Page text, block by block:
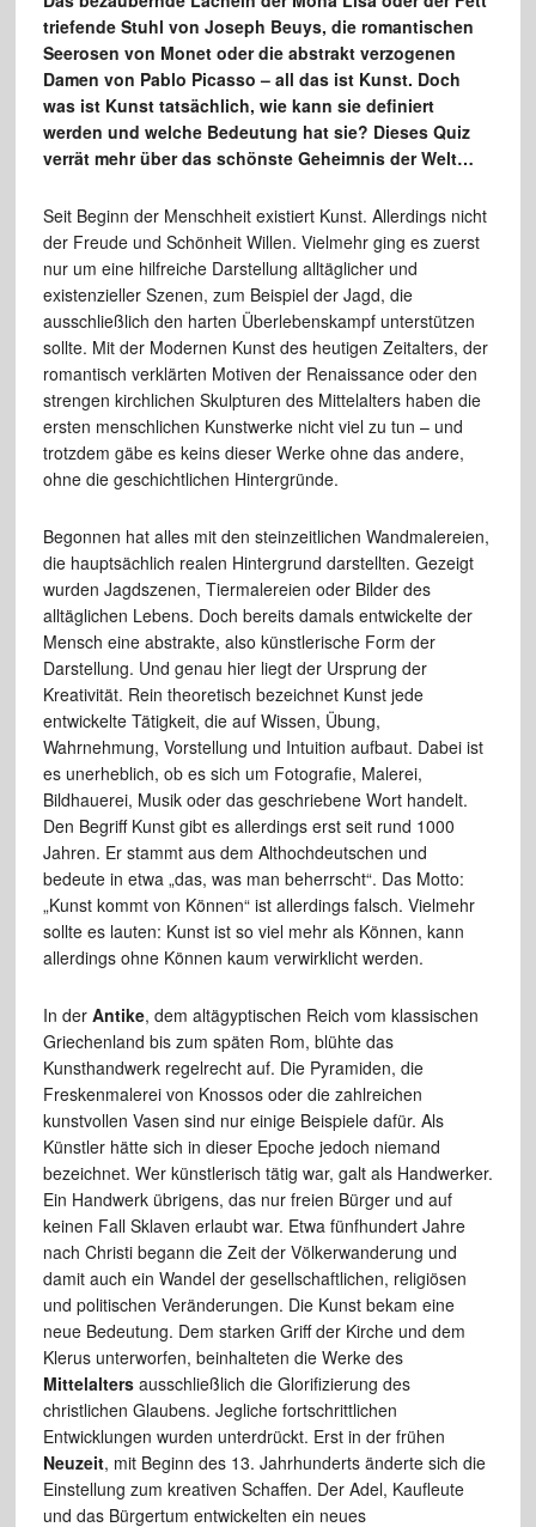
triefende Stuhl von Joseph Beuys, die romantischen
Seerosen von Monet oder die abstrakt verzogenen
Damen von Pablo Picasso – all das ist Kunst. Doch
was ist Kunst tatsächlich, wie kann sie definiert
werden und welche Bedeutung hat sie? Dieses Quiz
verrät mehr über das schönste Geheimnis der Welt…
Seit Beginn der Menschheit existiert Kunst. Allerdings nicht
der Freude und Schönheit Willen. Vielmehr ging es zuerst
nur um eine hilfreiche Darstellung alltäglicher und
existenzieller Szenen, zum Beispiel der Jagd, die
ausschließlich den harten Überlebenskampf unterstützen
sollte. Mit der Modernen Kunst des heutigen Zeitalters, der
romantisch verklärten Motiven der Renaissance oder den
strengen kirchlichen Skulpturen des Mittelalters haben die
ersten menschlichen Kunstwerke nicht viel zu tun – und
trotzdem gäbe es keins dieser Werke ohne das andere,
ohne die geschichtlichen Hintergründe.
Begonnen hat alles mit den steinzeitlichen Wandmalereien,
die hauptsächlich realen Hintergrund darstellten. Gezeigt
wurden Jagdszenen, Tiermalereien oder Bilder des
alltäglichen Lebens. Doch bereits damals entwickelte der
Mensch eine abstrakte, also künstlerische Form der
Darstellung. Und genau hier liegt der Ursprung der
Kreativität. Rein theoretisch bezeichnet Kunst jede
entwickelte Tätigkeit, die auf Wissen, Übung,
Wahrnehmung, Vorstellung und Intuition aufbaut. Dabei ist
es unerheblich, ob es sich um Fotografie, Malerei,
Bildhauerei, Musik oder das geschriebene Wort handelt.
Den Begriff Kunst gibt es allerdings erst seit rund 1000
Jahren. Er stammt aus dem Althochdeutschen und
bedeute in etwa „das, was man beherrscht“. Das Motto:
„Kunst kommt von Können“ ist allerdings falsch. Vielmehr
sollte es lauten: Kunst ist so viel mehr als Können, kann
allerdings ohne Können kaum verwirklicht werden.
In der Antike, dem altägyptischen Reich vom klassischen
Griechenland bis zum späten Rom, blühte das
Kunsthandwerk regelrecht auf. Die Pyramiden, die
Freskenmalerei von Knossos oder die zahlreichen
kunstvollen Vasen sind nur einige Beispiele dafür. Als
Künstler hätte sich in dieser Epoche jedoch niemand
bezeichnet. Wer künstlerisch tätig war, galt als Handwerker.
Ein Handwerk übrigens, das nur freien Bürger und auf
keinen Fall Sklaven erlaubt war. Etwa fünfhundert Jahre
nach Christi begann die Zeit der Völkerwanderung und
damit auch ein Wandel der gesellschaftlichen, religiösen
und politischen Veränderungen. Die Kunst bekam eine
neue Bedeutung. Dem starken Griff der Kirche und dem
Klerus unterworfen, beinhalteten die Werke des
Mittelaltersausschließlich die Glorifizierung des
christlichen Glaubens. Jegliche fortschrittlichen
Entwicklungen wurden unterdrückt. Erst in der frühen
Neuzeit, mit Beginn des 13. Jahrhunderts änderte sich die
Einstellung zum kreativen Schaffen. Der Adel, Kaufleute
und das Bürgertum entwickelten ein neues